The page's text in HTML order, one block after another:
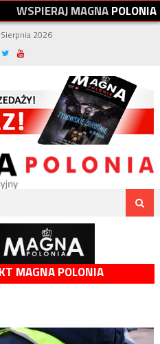
WSPIERAJMAGNAPOLONIA
2026
MAGNA POLONIA